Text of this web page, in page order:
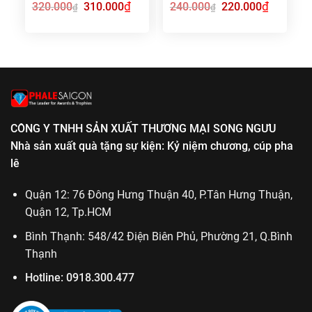
320.000₫ Giá
gốc
310.000₫Giá
hiện
240.000₫ Giá
gốc
220.000₫Giá
hiện
CÔNG Y TNHH SẢN XUẤT THƯƠNG MẠI SONG NGƯU
Nhà sản xuất quà tặng sự kiện: Kỷ niệm chương, cúp pha
lê
Quận 12: 76 Đông Hưng Thuận 40, P.Tân Hưng Thuận,
Quận 12, Tp.HCM
Bình Thạnh: 548/42 Điện Biên Phủ, Phường 21, Q.Bình
Thạnh
Hotline: 0918.300.477